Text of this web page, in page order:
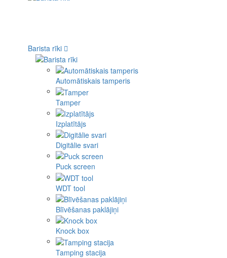
Barista rīki
Automātiskais tamperis
Tamper
Izplatītājs
Digitālie svari
Puck screen
WDT tool
Blīvēšanas paklājiņi
Knock box
Tamping stacija